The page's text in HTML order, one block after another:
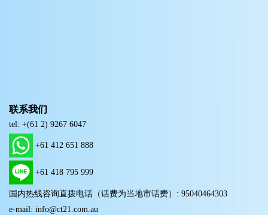
联系我们
tel: +(61 2) 9267 6047
+61 412 651 888
+61 418 795 999
国内热线咨询直拨电话（话费为当地市话费）: 95040464303
e-mail: info@ct21.com.au